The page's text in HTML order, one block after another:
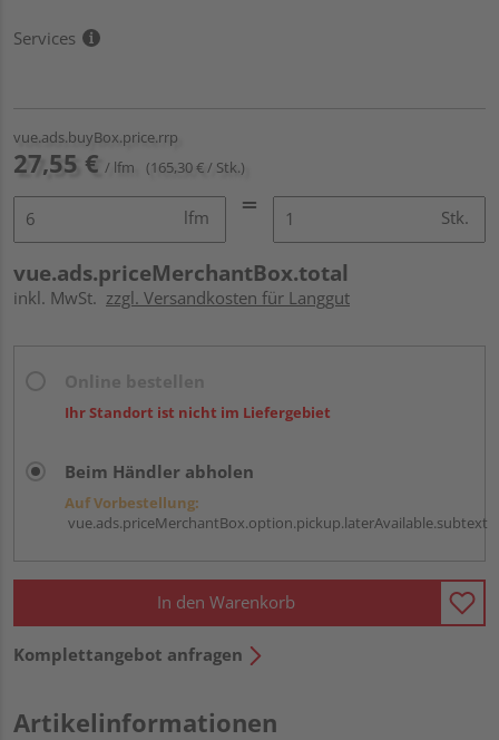
Services
vue.ads.buyBox.price.rrp
27,55 € / lfm (165,30 € / Stk.)
lfm Stk.
vue.ads.priceMerchantBox.total
inkl. MwSt. zzgl. Versandkosten für Langgut
Ihr Standort ist nicht im Liefergebiet
Beim Händler abholen
Auf Vorbestellung:
vue.ads.priceMerchantBox.option.pickup.laterAvailable.subtext
In den Warenkorb
Komplettangebot anfragen
Artikelinformationen